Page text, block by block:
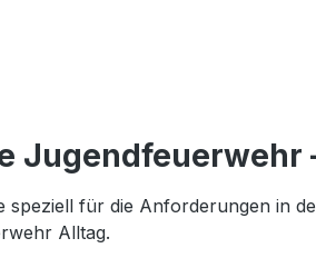
Jugendfeuerwehr
speziell für die Anforderungen in
Alltag.